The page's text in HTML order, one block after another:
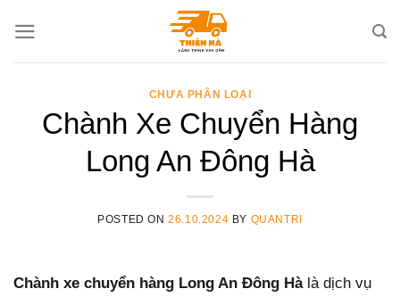
CHƯA PHÂN LOẠI
Chành Xe Chuyển Hàng
Long An Đông Hà
POSTED ON26.10.2024 BY QUANTRI
Chành xe chuyển hàng Long An Đông Hàlà dịch vụ